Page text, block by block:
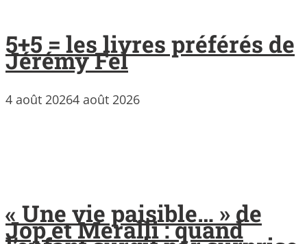
5+5 = les livres préférés de
Jérémy Fel
4 août 20264 août 2026
« Une vie paisible… » de
Jop et Meralli : quand